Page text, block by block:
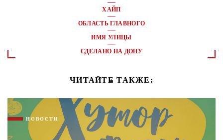
ХАЙП
ОБЛАСТЬ ГЛАВНОГО
ИМЯ УЛИЦЫ
СДЕЛАНО НА ДОНУ
ЧИТАЙТЕ ТАКЖЕ:
НОВОСТИ